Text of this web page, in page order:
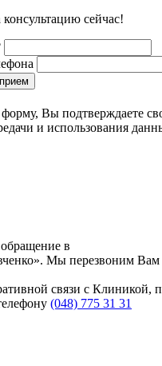
сейчас!
Вы подтверждаете
и использования
в
Мы перезвоним
связи с Клиникой,
(048) 775 31 31